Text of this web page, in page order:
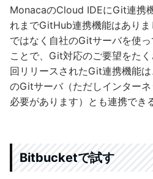
MonacaのCloud IDEにGit連携
れまでGitHub連携機能はあり
ではなく自社のGitサーバを使
ことで、Git対応のご要望をた
回リリースされたGit連携機能
のGitサーバ（ただしインター
必要があります）とも連携でき
Bitbucketで試す